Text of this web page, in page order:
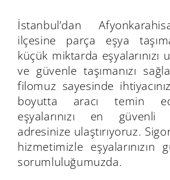
İstanbul’dan
ilçesine parça eşya
küçük miktarda eşyalarınızı
ve güvenle taşımanızı
filomuz sayesinde
boyutta aracı temin
eşyalarınızı en
adresinize ulaştırıyoruz.
hizmetimizle eşyalarınızın
sorumluluğumuzda.